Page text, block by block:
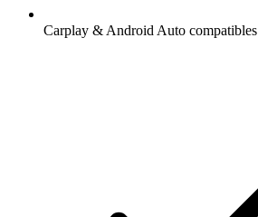
Carplay & Android Auto compatibles